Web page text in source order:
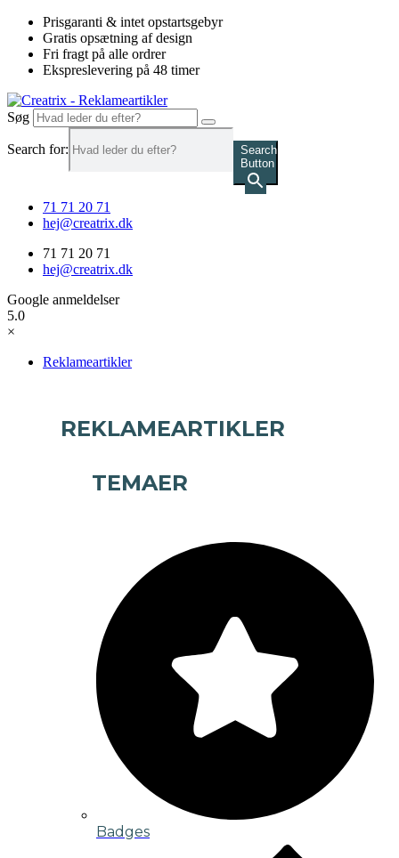
Videre
indhold
Prisgaranti & intet opstartsgebyr
Gratis opsætning af design
Fri fragt på alle ordrer
Ekspreslevering på 48 timer
Søg
Search for:
Search
Button
71 71 20 71
hej@creatrix.dk
71 71 20 71
hej@creatrix.dk
Google anmeldelser
5.0
×
Reklameartikler
REKLAMEARTIKLER
TEMAER
Badges